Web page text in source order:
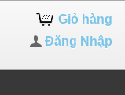
Giỏ hàng
Đăng Nhập